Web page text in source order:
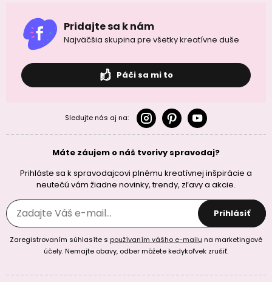
Pridajte sa k nám
Najväčšia skupina pre všetky kreatívne duše
Páči sa mi to
Sledujte nás aj na:
Máte záujem o náš tvorivy spravodaj?
Prihláste sa k spravodajcovi plnému kreatívnej inšpirácie a
neutečú vám žiadne novinky, trendy, zľavy a akcie.
Prihlásiť
Zaregistrovaním súhlasíte s používaním vášho e-mailu na marketingové
účely. Nemajte obavy, odber môžete kedykoľvek zrušiť.